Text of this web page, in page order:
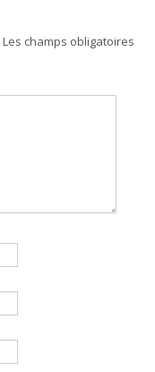
Les champs obligatoires